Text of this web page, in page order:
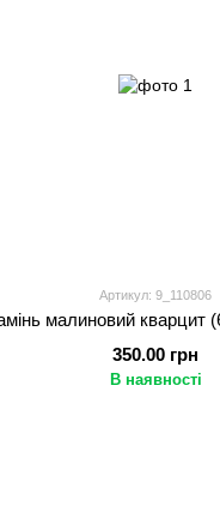
Артикул: 9_110806
малиновий кварцит
350.00 грн
В наявності